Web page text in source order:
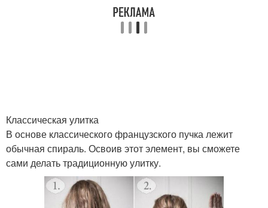
Классическая улитка
В основе классического французского пучка лежит
обычная спираль. Освоив этот элемент, вы сможете
сами делать традиционную улитку.